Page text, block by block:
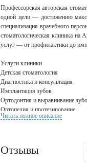
Профессорская авторская
одной цели — достижению
специализация врачебного
стоматологическая клиника на
услуг — от профилактики до
Услуги клиники
Детская стоматология
Диагностика и консультация
Имплантация зубов
Ортодонтия и выравнивание
Ортопедия и протезирование
Пародонтология
Читать полное описание
Отзывы